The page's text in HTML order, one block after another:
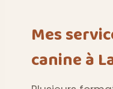
Mes
canine à